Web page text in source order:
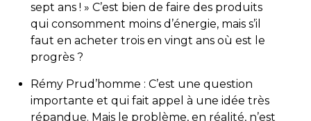
sept ans ! » C’est bien de faire des produits
qui consomment moins d’énergie, mais s’il
faut en acheter trois en vingt ans où est le
progrès ?
Rémy Prud’homme : C’est une question
importante et qui fait appel à une idée très
répandue. Mais le problème, en réalité, n’est